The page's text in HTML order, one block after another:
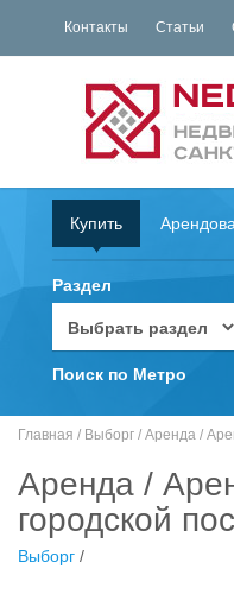
Контакты Статьи
Купить
Раздел
Поиск по Метро
Главная / Выборг / Аренда /
Аренда /
городской
Выборг /